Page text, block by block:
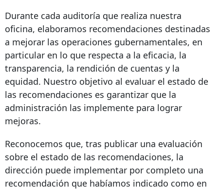
Durante cada auditoría que realiza nuestra
oficina, elaboramos recomendaciones destinadas
a mejorar las operaciones gubernamentales, en
particular en lo que respecta a la eficacia, la
transparencia, la rendición de cuentas y la
equidad. Nuestro objetivo al evaluar el estado de
las recomendaciones es garantizar que la
administración las implemente para lograr
mejoras.
Reconocemos que, tras publicar una evaluación
sobre el estado de las recomendaciones, la
dirección puede implementar por completo una
recomendación que habíamos indicado como en